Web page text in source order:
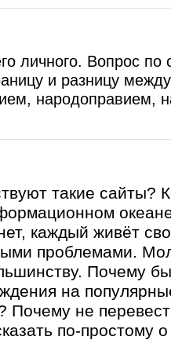
личного. Вопрос по
и разницу
народоправием,
такие сайты?
каждый живёт
проблемами.
Почему
на
Почему не
по-простому